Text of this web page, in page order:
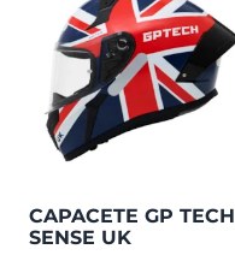
CAPACETE GP TECH
SENSE UK